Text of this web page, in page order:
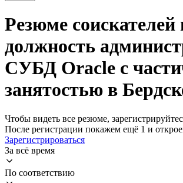
Резюме соискателей
должность
СУБД Oracle с
занятостью в
Чтобы видеть все резюме,
После регистрации покажем ещё 1 и
Зарегистрироваться
За всё время
По соответствию